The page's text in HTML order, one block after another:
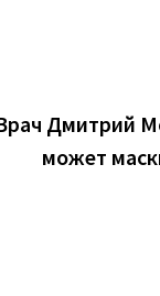
Дмитрий
может